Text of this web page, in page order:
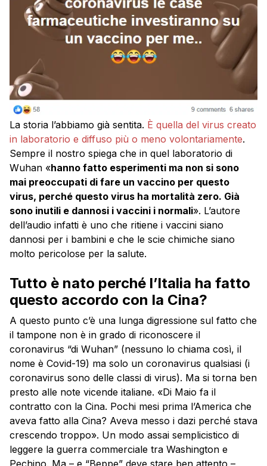
La storia l’abbiamo già sentita. È quella del virus creato
in laboratorio e diffuso più o meno volontariamente.
Sempre il nostro spiega che in quel laboratorio di
Wuhan «hanno fatto esperimenti ma non si sono
mai preoccupati di fare un vaccino per questo
virus, perché questo virus ha mortalità zero. Già
sono inutili e dannosi i vaccini i normali». L’autore
dell’audio infatti è uno che ritiene i vaccini siano
dannosi per i bambini e che le scie chimiche siano
molto pericolose per la salute.
Tutto è nato perché l’Italia ha fatto
questo accordo con la Cina?
A questo punto c’è una lunga digressione sul fatto che
il tampone non è in grado di riconoscere il
coronavirus “di Wuhan” (nessuno lo chiama così, il
nome è Covid-19) ma solo un coronavirus qualsiasi (i
coronavirus sono delle classi di virus). Ma si torna ben
presto alle note vicende italiane. «Di Maio fa il
contratto con la Cina. Pochi mesi prima l’America che
aveva fatto alla Cina? Aveva messo i dazi perché stava
crescendo troppo». Un modo assai semplicistico di
leggere la guerra commerciale tra Washington e